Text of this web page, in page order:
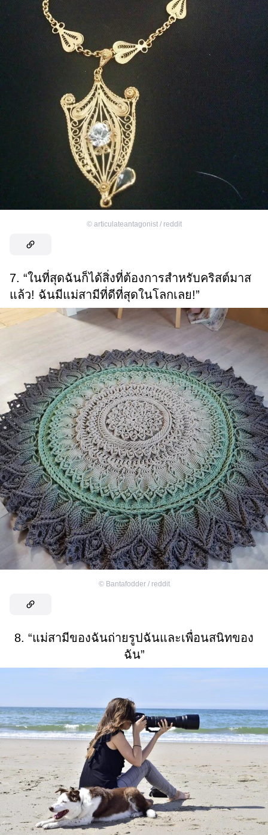
© articulateantagonist / reddit
7. “ในที่สุดฉันก็ได้สิ่งที่ต้องการสำหรับคริสต์มาส
แล้ว! ฉันมีแม่สามีที่ดีที่สุดในโลกเลย!”
© Bantafodder / reddit
8. “แม่สามีของฉันถ่ายรูปฉันและเพื่อนสนิทของ
ฉัน”